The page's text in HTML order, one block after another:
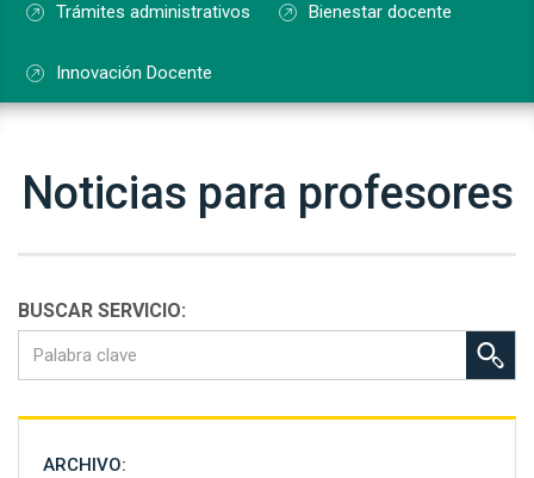
Trámites administrativos Bienestar docente
Innovación Docente
Noticias para profesores
BUSCAR SERVICIO:
ARCHIVO: